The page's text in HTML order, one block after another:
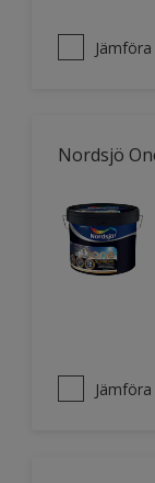
Jämföra
Nordsjö
Jämföra